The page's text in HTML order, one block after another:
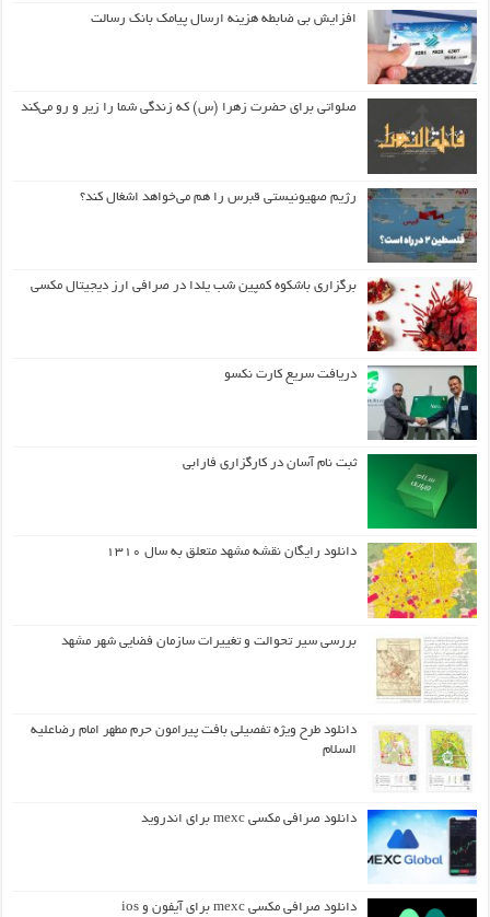
افزایش بی ضابطه هزینه ارسال پیامک بانک رسالت
صلواتی برای حضرت زهرا (س) که زندگی شما را زیر و رو می‌کند
رژیم صهیونیستی قبرس را هم می‌خواهد اشغال کند؟
برگزاری باشکوه کمپین شب یلدا در صرافی ارز دیجیتال مکسی
دریافت سریع کارت نکسو
ثبت نام آسان در کارگزاری فارابی
دانلود رایگان نقشه مشهد متعلق به سال ۱۳۱۰
بررسی سیر تحوالت و تغییرات سازمان فضایی شهر مشهد
دانلود طرح ويژه تفصيلي بافت پيرامون حرم مطهر امام رضاعليه
السلام
دانلود صرافی مکسی mexc برای اندروید
دانلود صرافی مکسی mexc برای آیفون و ios